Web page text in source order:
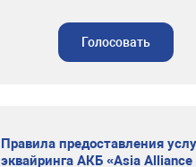
Голосовать
Правила предоставления
эквайринга АКБ «Asia Alliance